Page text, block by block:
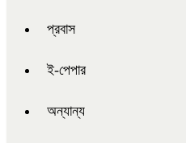
প্রবাস
ই-পেপার
অন্যান্য